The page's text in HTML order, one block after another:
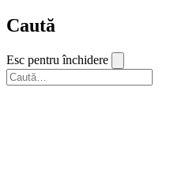
Caută
Esc pentru închidere